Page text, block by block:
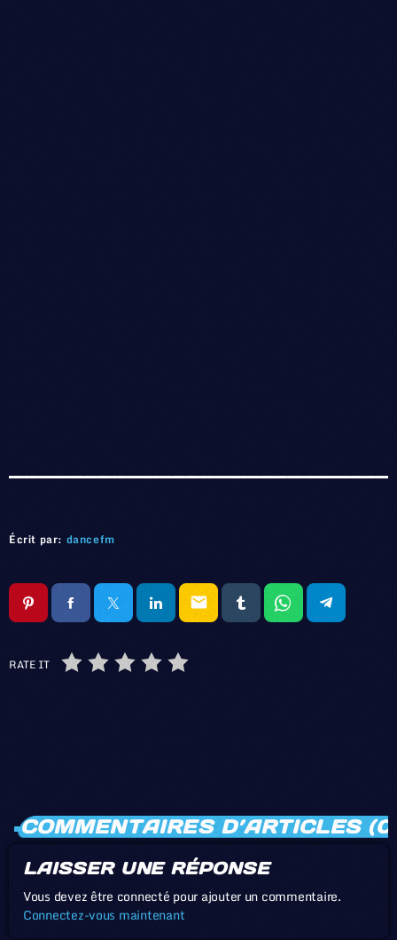
Écrit par: dancefm
email
RATE IT
COMMENTAIRES D’ARTICLES
LAISSER UNE RÉPONSE
Vous devez être connecté pour ajouter un commentaire.
Connectez-vous maintenant